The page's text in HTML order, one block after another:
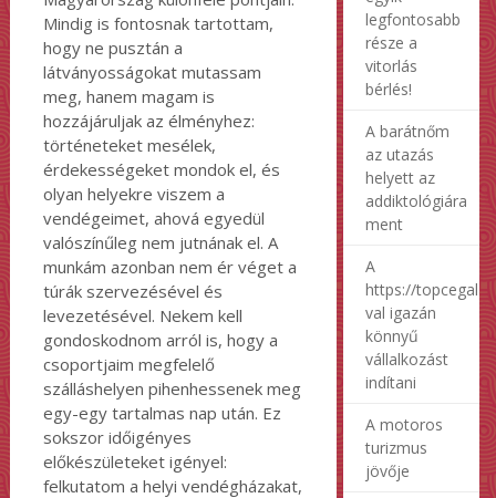
Mindig is fontosnak tartottam,
hogy ne pusztán a
látványosságokat mutassam
meg, hanem magam is
hozzájáruljak az élményhez:
történeteket mesélek,
érdekességeket mondok el, és
olyan helyekre viszem a
vendégeimet, ahová egyedül
valószínűleg nem jutnának el. A
munkám azonban nem ér véget a
túrák szervezésével és
levezetésével. Nekem kell
gondoskodnom arról is, hogy a
csoportjaim megfelelő
szálláshelyen pihenhessenek meg
egy-egy tartalmas nap után. Ez
sokszor időigényes
előkészületeket igényel:
felkutatom a helyi vendégházakat,
legfontosabb
része a
vitorlás
bérlés!
A barátnőm
az utazás
helyett az
addiktológiára
ment
A
https://
val igazán
könnyű
vállalkozást
indítani
A motoros
turizmus
jövője